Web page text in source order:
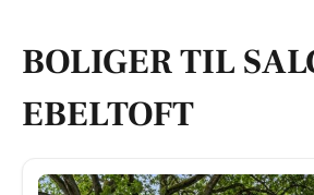
BOLIGER TIL
EBELTOFT